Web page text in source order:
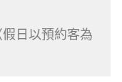
日以預約客為